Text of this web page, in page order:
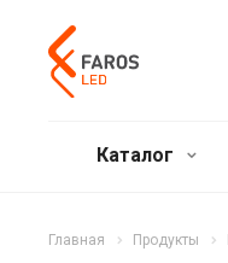
Каталог
Главная Продукты